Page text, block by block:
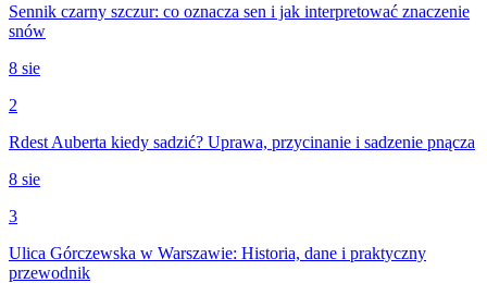
Sennik czarny szczur: co oznacza sen i jak interpretować znaczenie
snów
8 sie
2
Rdest Auberta kiedy sadzić? Uprawa, przycinanie i sadzenie pnącza
8 sie
3
Ulica Górczewska w Warszawie: Historia, dane i praktyczny
przewodnik